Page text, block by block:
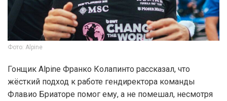
Фото: Alpine
Гонщик Alpine Франко Колапинто рассказал, что
жёсткий подход к работе гендиректора команды
Флавио Бриаторе помог ему, а не помешал, несмотря